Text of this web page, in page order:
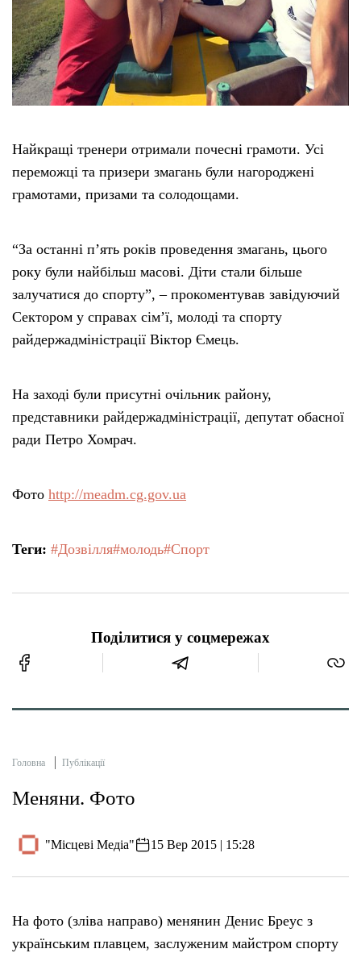
Найкращі тренери отримали почесні грамоти. Усі
переможці та призери змагань були нагороджені
грамотами, призами та солодощами.
“За останні п’ять років проведення змагань, цього
року були найбільш масові. Діти стали більше
залучатися до спорту”, – прокоментував завідуючий
Сектором у справах сім’ї, молоді та спорту
райдержадміністрації Віктор Ємець.
На заході були присутні очільник району,
представники райдержадміністрації, депутат обасної
ради Петро Хомрач.
Фото http://meadm.cg.gov.ua
Теги: #Дозвілля#молодь#Спорт
Поділитися у соцмережах
Головна Публікації
Меняни. Фото
"Місцеві Медіа" 15 Вер 2015 | 15:28
На фото (зліва направо) менянин Денис Бреус з
українським плавцем, заслуженим майстром спорту